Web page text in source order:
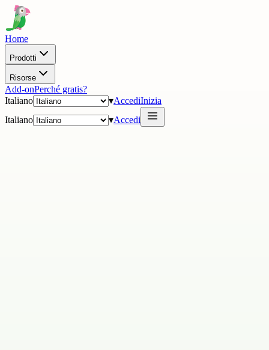
Home
Prodotti
Risorse
Add-onPerché gratis?
Italiano
▾AccediInizia
Italiano
▾Accedi